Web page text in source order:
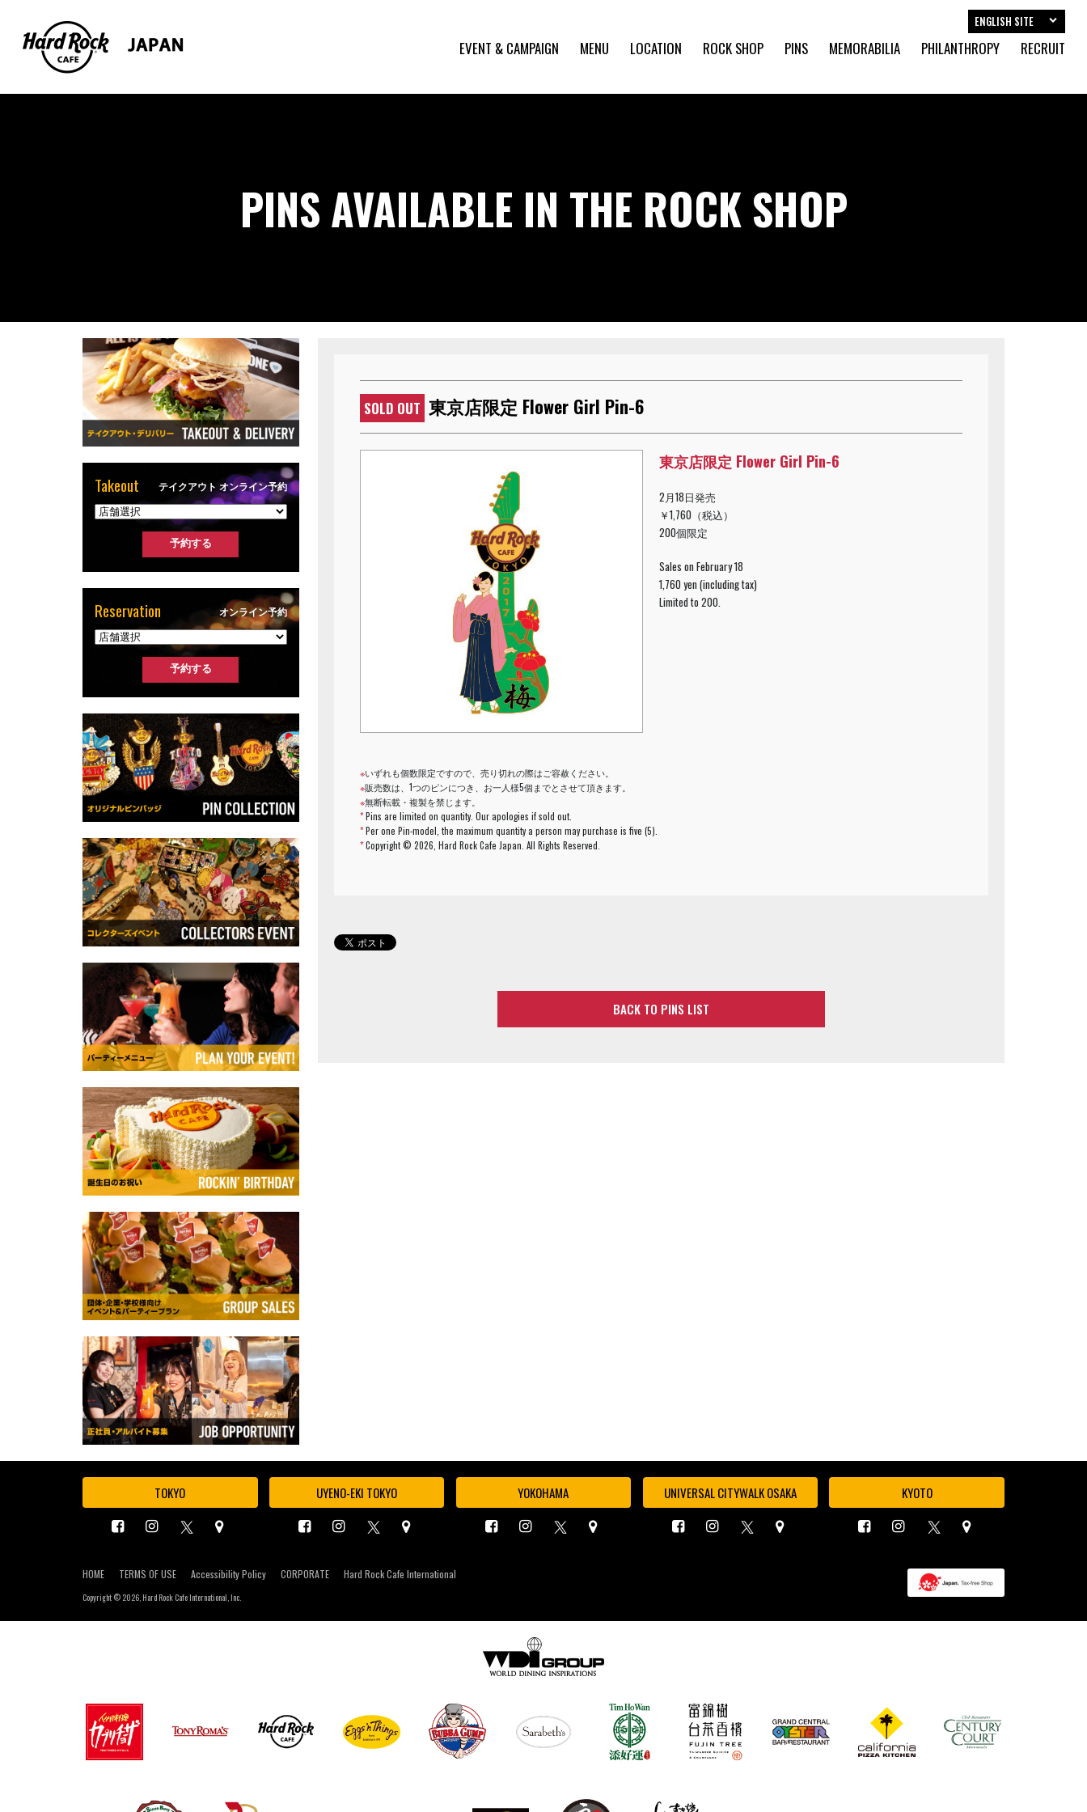
EVENT & CAMPAIGN MENU LOCATION ROCK SHOP PINS MEMORABILIA PHILANTHROPY RECRUIT
ENGLISH SITE
PINS AVAILABLE IN THE ROCK SHOP
SOLD OUT 東京店限定 Flower Girl Pin-6
東京店限定 Flower Girl Pin-6
2月18日発売
￥1,760（税込）
200個限定
Sales on February 18
1,760 yen (including tax)
Limited to 200.
※いずれも個数限定ですので、売り切れの際はご容赦ください。
※販売数は、1つのピンにつき、お一人様5個までとさせて頂きます。
※無断転載・複製を禁じます。
*Pins are limited on quantity. Our apologies if sold out.
*Per one Pin-model, the maximum quantity a person may purchase is five (5).
*Copyright ©2026, Hard Rock Cafe Japan. All Rights Reserved.
BACK TO PINS LIST
Takeout テイクアウト オンライン予約
Reservation オンライン予約
TOKYO UYENO-EKI TOKYO YOKOHAMA UNIVERSAL CITYWALK OSAKA KYOTO
HOME TERMS OF USE Accessibility Policy CORPORATE Hard Rock Cafe International
Copyright © 2026, Hard Rock Cafe International, Inc.